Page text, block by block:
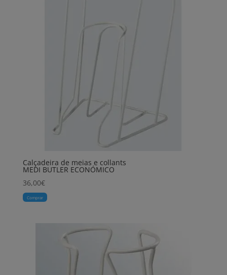
Calçadeira de meias e collants
MEDI BUTLER ECONÓMICO
36,00€
Comprar